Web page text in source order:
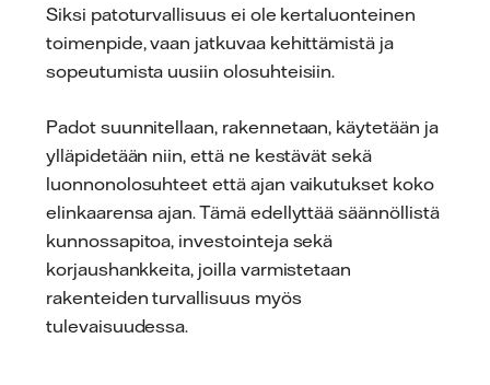
Siksi patoturvallisuus ei ole kertaluonteinen
toimenpide, vaan jatkuvaa kehittämistä ja
sopeutumista uusiin olosuhteisiin.
Padot suunnitellaan, rakennetaan, käytetään ja
ylläpidetään niin, että ne kestävät sekä
luonnonolosuhteet että ajan vaikutukset koko
elinkaarensa ajan. Tämä edellyttää säännöllistä
kunnossapitoa, investointeja sekä
korjaushankkeita, joilla varmistetaan
rakenteiden turvallisuus myös
tulevaisuudessa.